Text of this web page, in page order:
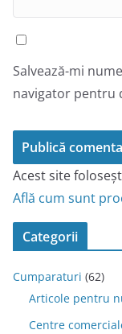
Salvează-mi
navigator pentru
Acest site
Află cum sunt
Categorii
Cumparaturi (62)
Articole pentru
Centre